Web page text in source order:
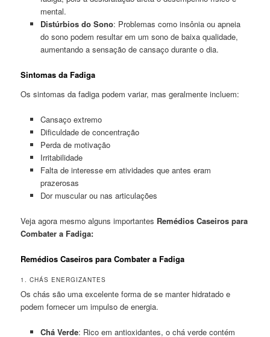
mental.
Distúrbios do Sono: Problemas como insônia ou apneia
do sono podem resultar em um sono de baixa qualidade,
aumentando a sensação de cansaço durante o dia.
Sintomas da Fadiga
Os sintomas da fadiga podem variar, mas geralmente incluem:
Cansaço extremo
Dificuldade de concentração
Perda de motivação
Irritabilidade
Falta de interesse em atividades que antes eram
prazerosas
Dor muscular ou nas articulações
Veja agora mesmo alguns importantes Remédios Caseiros para
Combater a Fadiga:
Remédios Caseiros para Combater a Fadiga
1. CHÁS ENERGIZANTES
Os chás são uma excelente forma de se manter hidratado e
podem fornecer um impulso de energia.
Chá Verde: Rico em antioxidantes, o chá verde contém